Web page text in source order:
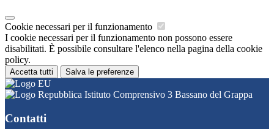
Cookie necessari per il funzionamento
I cookie necessari per il funzionamento non possono essere
disabilitati. È possibile consultare l'elenco nella pagina della cookie
policy.
Accetta tutti Salva le preferenze
Istituto Comprensivo 3 Bassano del Grappa
Contatti